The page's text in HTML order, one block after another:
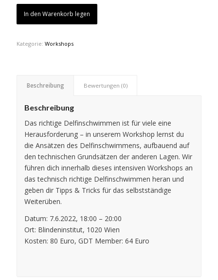
In den Warenkorb legen
Kategorie: Workshops
Beschreibung Bewertungen (0)
Beschreibung
Das richtige Delfinschwimmen ist für viele eine
Herausforderung – in unserem Workshop lernst du
die Ansätzen des Delfinschwimmens, aufbauend auf
den technischen Grundsätzen der anderen Lagen. Wir
führen dich innerhalb dieses intensiven Workshops an
das technisch richtige Delfinschwimmen heran und
geben dir Tipps & Tricks für das selbstständige
Weiterüben.
Datum: 7.6.2022, 18:00 – 20:00
Ort: Blindeninstitut, 1020 Wien
Kosten: 80 Euro, GDT Member: 64 Euro